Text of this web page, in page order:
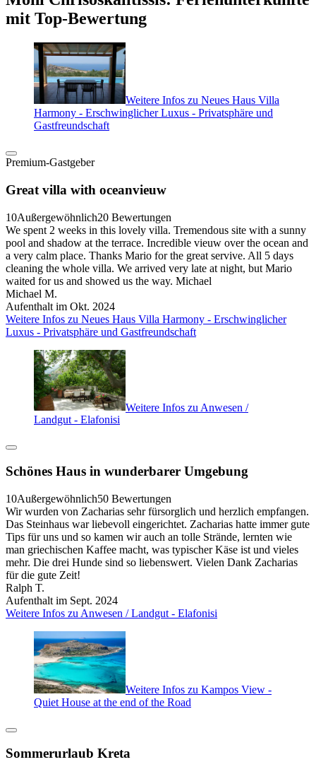
mit Top-Bewertung
Weitere Infos zu Neues Haus Villa
Harmony - Erschwinglicher Luxus - Privatsphäre und
Gastfreundschaft
Premium-Gastgeber
Great villa with oceanvieuw
10Außergewöhnlich20 Bewertungen
We spent 2 weeks in this lovely villa. Tremendous site with a sunny
pool and shadow at the terrace. Incredible vieuw over the ocean and
a very calm place. Thanks Mario for the great servive. All 5 days
cleaning the whole villa. We arrived very late at night, but Mario
waited for us and showed us the way. Michael
Michael M.
Aufenthalt im Okt. 2024
Weitere Infos zu Neues Haus Villa Harmony - Erschwinglicher
Luxus - Privatsphäre und Gastfreundschaft
Weitere Infos zu Anwesen /
Landgut - Elafonisi
Schönes Haus in wunderbarer Umgebung
10Außergewöhnlich50 Bewertungen
Wir wurden von Zacharias sehr fürsorglich und herzlich empfangen.
Das Steinhaus war liebevoll eingerichtet. Zacharias hatte immer gute
Tips für uns und so kamen wir auch an tolle Strände, lernten wie
man griechischen Kaffee macht, was typischer Käse ist und vieles
mehr. Die drei Hunde sind so liebenswert. Vielen Dank Zacharias
für die gute Zeit!
Ralph T.
Aufenthalt im Sept. 2024
Weitere Infos zu Anwesen / Landgut - Elafonisi
Weitere Infos zu Kampos View -
Quiet House at the end of the Road
Sommerurlaub Kreta